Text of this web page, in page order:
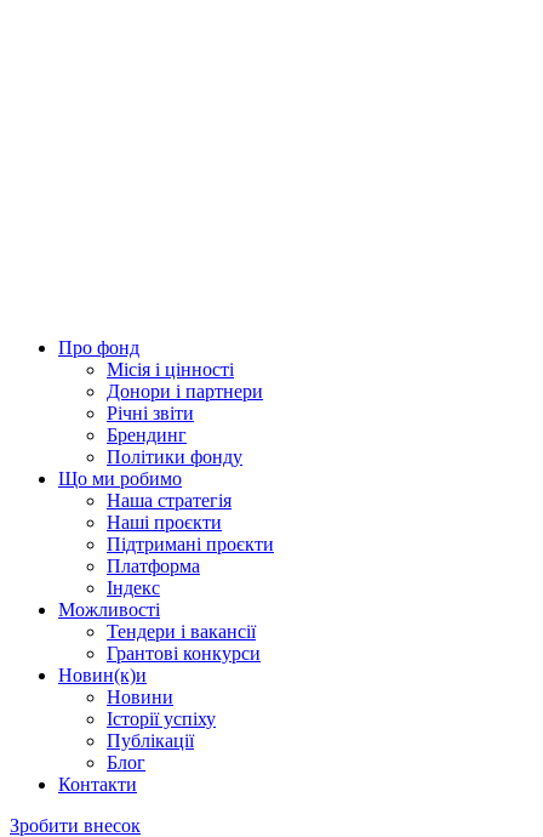
Про фонд
Місія і цінності
Донори і партнери
Річні звіти
Брендинг
Політики фонду
Що ми робимо
Наша стратегія
Наші проєкти
Підтримані проєкти
Платформа
Індекс
Можливості
Тендери і вакансії
Грантові конкурси
Новин(к)и
Новини
Історії успіху
Публікації
Блог
Контакти
Зробити внесок